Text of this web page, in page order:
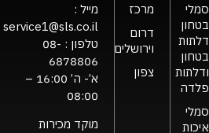
סמלי
בטחון
דלתות
בטחון
ודלתות
פלדה
סמלי
איכות
מרכז
דרום
וירושלים
צפון
מייל :
service1@sls.co.il
טלפון : 08-
6878806
א’- ה’ 16:00 –
08:00
מוקד מכירות